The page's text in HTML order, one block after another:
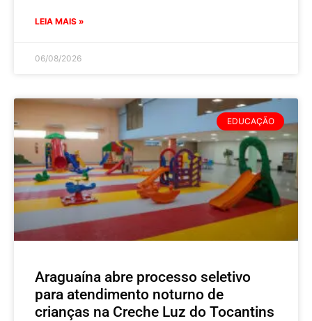
LEIA MAIS »
06/08/2026
EDUCAÇÃO
Araguaína abre processo seletivo
para atendimento noturno de
crianças na Creche Luz do Tocantins